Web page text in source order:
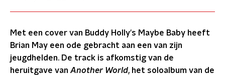
Met een cover van Buddy Holly's Maybe Baby heeft
Brian May een ode gebracht aan een van zijn
jeugdhelden. De track is afkomstig van de
heruitgave van Another World, het soloalbum van de